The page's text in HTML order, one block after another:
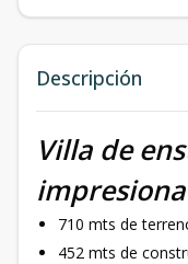
Descripción
Villa de
710 mts de
452 mts de